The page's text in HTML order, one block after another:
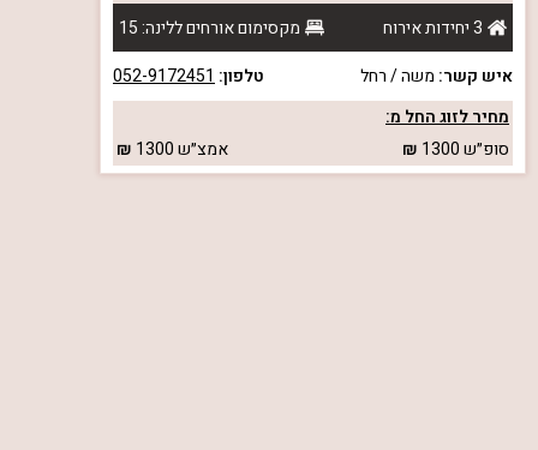
3 יחידות אירוח
מקסימום אורחים ללינה: 15
איש קשר: משה / רחל טלפון: 052-9172451
מחיר לזוג החל מ:
סופ״ש1300 אמצ״ש1300